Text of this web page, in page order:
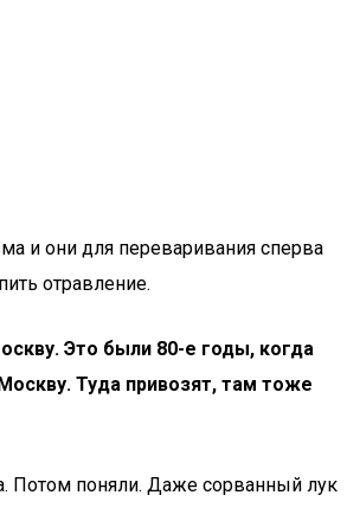
и они для переваривания сперва
отравление.
Это были 80-е годы, когда
Туда привозят, там тоже
Потом поняли. Даже сорванный лук